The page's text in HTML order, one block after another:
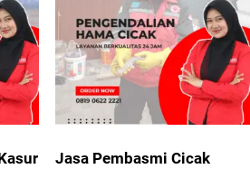
Jasa Pembasmi Cicak